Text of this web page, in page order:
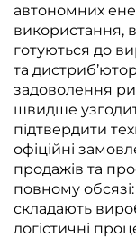
автономних
використання,
готуються до
та
задоволення
швидше
підтвердити
офіційні
продажів та
повному
складають
логістичні